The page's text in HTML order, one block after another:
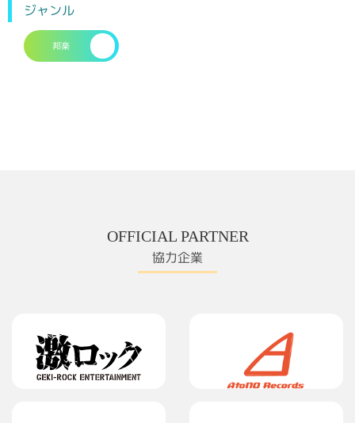
ジャンル
邦楽
OFFICIAL PARTNER
協力企業